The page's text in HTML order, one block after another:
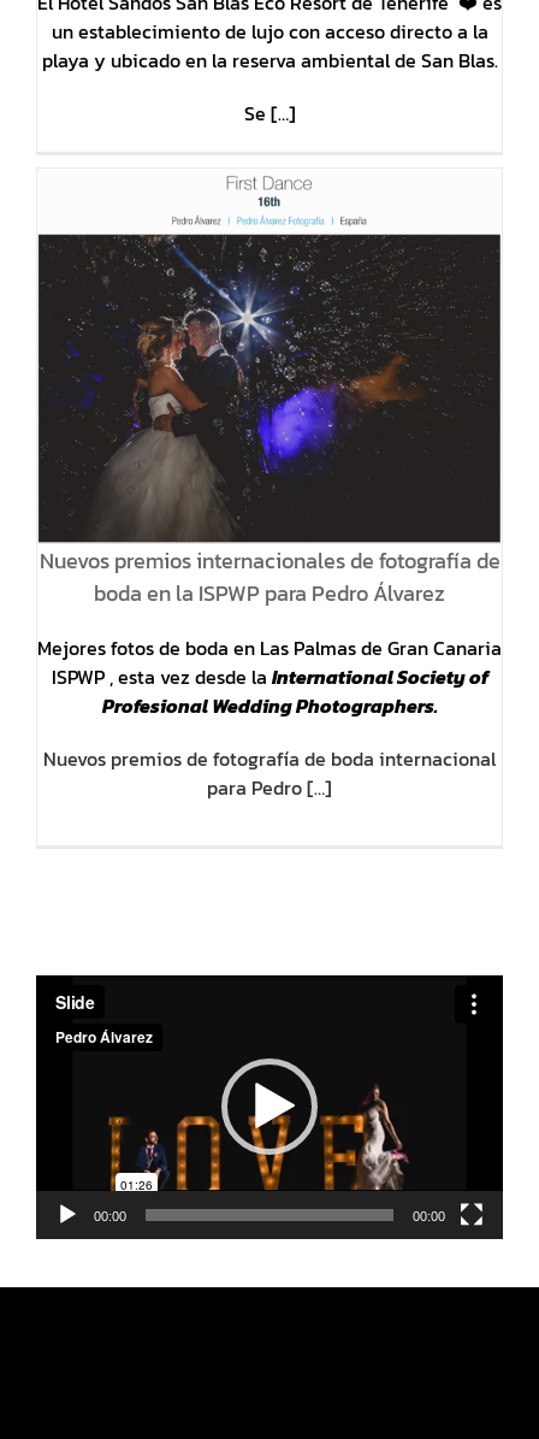
un establecimiento de lujo con acceso directo a la
playa y ubicado en la reserva ambiental de San Blas.
Se […]
Nuevos premios internacionales de fotografía de
boda en la ISPWP para Pedro Álvarez
Mejores fotos de boda en Las Palmas de Gran Canaria
ISPWP , esta vez desde la International Society of
Profesional Wedding Photographers.
Nuevos premios de fotografía de boda internacional
para Pedro […]
Reproductor
vídeo
00:00 00:00